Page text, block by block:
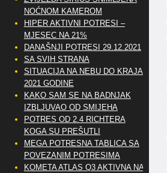
NOĆNOM KAMEROM
HIPER AKTIVNI POTRESI –
MJESEC NA 21%
DANAŠNJI POTRESI 29.12.2021
SA SVIH STRANA
SITUACIJA NA NEBU DO KRAJA
2021 GODINE
KAKO SAM SE NA BADNJAK
IZBLJUVAO OD SMIJEHA
POTRES OD 2.4 RICHTERA
KOGA SU PREŠUTLI
MEGA POTRESNA TABLICA SA
POVEZANIM POTRESIMA
KOMETA ATLAS Q3 AKTIVNA NA